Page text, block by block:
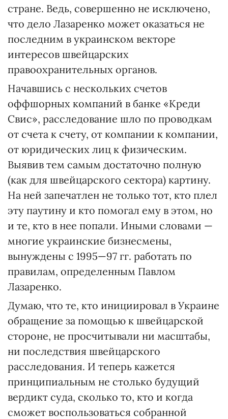
стране. Ведь, совершенно не исключено,
что дело Лазаренко может оказаться не
последним в украинском векторе
интересов швейцарских
правоохранительных органов.
Начавшись с нескольких счетов
оффшорных компаний в банке «Креди
Свис», расследование шло по проводкам
от счета к счету, от компании к компании,
от юридических лиц к физическим.
Выявив тем самым достаточно полную
(как для швейцарского сектора) картину.
На ней запечатлен не только тот, кто плел
эту паутину и кто помогал ему в этом, но
и те, кто в нее попали. Иными словами —
многие украинские бизнесмены,
вынуждены с 1995—97 гг. работать по
правилам, определенным Павлом
Лазаренко.
Думаю, что те, кто инициировал в Украине
обращение за помощью к швейцарской
стороне, не просчитывали ни масштабы,
ни последствия швейцарского
расследования. И теперь кажется
принципиальным не столько будущий
вердикт суда, сколько то, кто и когда
сможет воспользоваться собранной